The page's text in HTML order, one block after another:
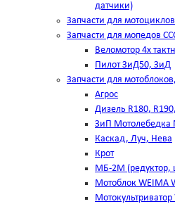
датчики)
Запчасти для мотоциклов
Запчасти для мопедов
Веломотор 4х
Пилот ЗиД50, ЗиД
Запчасти для
Агрос
Дизель R180,
ЗиП
Каскад, Луч, Нева
Крот
МБ-2М (редуктор,
Мотоблок WEIMA